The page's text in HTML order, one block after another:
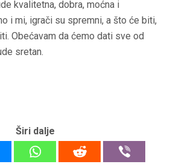
kvalitetna, dobra, moćna i
i mi, igrači su spremni, a što će biti,
Obećavam da ćemo dati sve od
sretan.
Širi dalje